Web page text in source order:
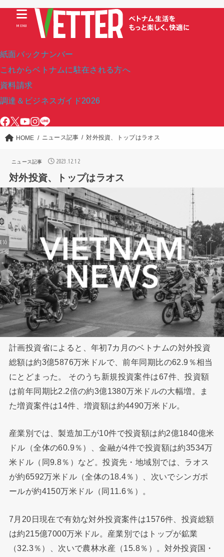
紙面バックナンバー
これからベトナムに駐在される方へ
資料請求
調達＆ビジネスガイド2026
MENU
HOME ニュース記事 対外投資、トップはラオス
ニュース記事 2023.12.12
対外投資、トップはラオス
計画投資省によると、年初7カ月のベトナムの対外投資
総額は約3億5876万米ドルで、前年同期比の62.9％相当
にとどまった。 そのうち新規投資案件は67件、投資額
は前年同期比2.2倍の約3億1380万米ドルの大幅増。ま
た増資案件は14件、増資額は約4490万米ドル。
産業別では、製造加工が10件で投資額は約2億1840億米
ドル（全体の60.9％）、金融が4件で投資額は約3534万
米ドル（同9.8％）など。投資先・地域別では、ラオス
が約6592万米ドル（全体の18.4％）、次いでシンガポ
ールが約4150万米ドル（同11.6％）。
7月20日現在で有効な対外投資案件は1576件、投資総額
は約215億7000万米ドル。産業別ではトップが鉱業
（32.3％）、次いで農林水産（15.8％）。対外投資国・